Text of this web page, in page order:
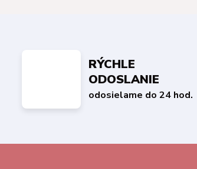
RÝCHLE
ODOSLANIE
odosielame do 24 hod.